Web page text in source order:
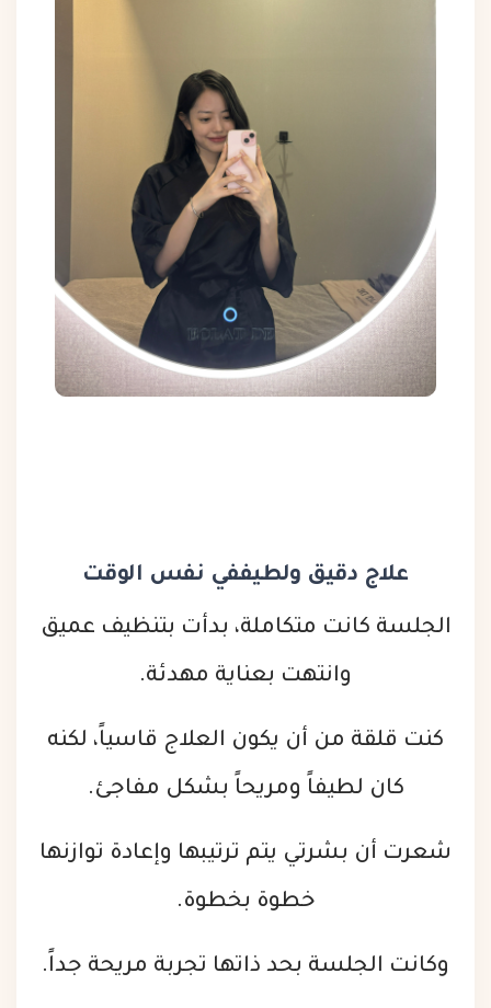
علاج دقيق ولطيففي نفس الوقت
الجلسة كانت متكاملة، بدأت بتنظيف عميق
وانتهت بعناية مهدئة.
كنت قلقة من أن يكون العلاج قاسياً، لكنه
كان لطيفاً ومريحاً بشكل مفاجئ.
شعرت أن بشرتي يتم ترتيبها وإعادة توازنها
خطوة بخطوة.
وكانت الجلسة بحد ذاتها تجربة مريحة جداً.